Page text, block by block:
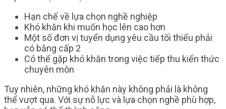
Hạn chế về lựa chọn nghề nghiệp
Khó khăn khi muốn học lên cao hơn
Một số đơn vị tuyển dụng yêu cầu tối thiểu phải
có bằng cấp 2
Có thể gặp khó khăn trong việc tiếp thu kiến thức
chuyên môn
Tuy nhiên, những khó khăn này không phải là không
thể vượt qua. Với sự nỗ lực và lựa chọn nghề phù hợp,